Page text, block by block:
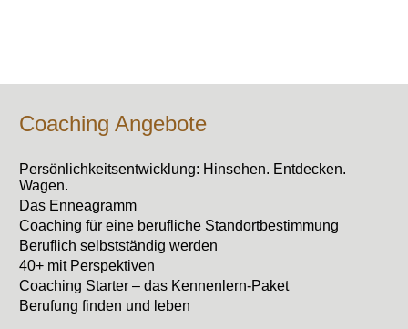
Coaching Angebote
Persönlichkeitsentwicklung: Hinsehen. Entdecken.
Wagen.
Das Enneagramm
Coaching für eine berufliche Standortbestimmung
Beruflich selbstständig werden
40+ mit Perspektiven
Coaching Starter – das Kennenlern-Paket
Berufung finden und leben